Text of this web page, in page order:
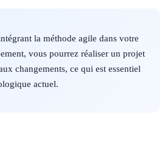
la méthode agile dans votre
vous pourrez réaliser un projet
changements, ce qui est essentiel
actuel.